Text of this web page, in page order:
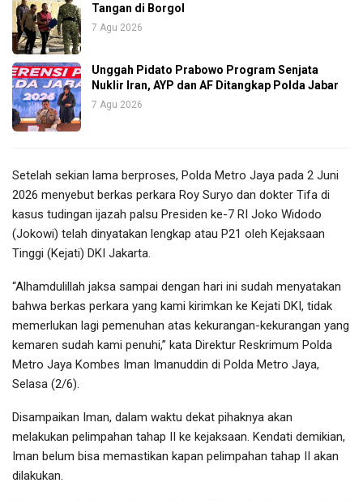
Tangan di Borgol
7 Agu 2026
Unggah Pidato Prabowo Program Senjata
Nuklir Iran, AYP dan AF Ditangkap Polda Jabar
7 Agu 2026
Setelah sekian lama berproses, Polda Metro Jaya pada 2 Juni
2026 menyebut berkas perkara Roy Suryo dan dokter Tifa di
kasus tudingan ijazah palsu Presiden ke-7 RI Joko Widodo
(Jokowi) telah dinyatakan lengkap atau P21 oleh Kejaksaan
Tinggi (Kejati) DKI Jakarta.
“Alhamdulillah jaksa sampai dengan hari ini sudah menyatakan
bahwa berkas perkara yang kami kirimkan ke Kejati DKI, tidak
memerlukan lagi pemenuhan atas kekurangan-kekurangan yang
kemaren sudah kami penuhi,” kata Direktur Reskrimum Polda
Metro Jaya Kombes Iman Imanuddin di Polda Metro Jaya,
Selasa (2/6).
Disampaikan Iman, dalam waktu dekat pihaknya akan
melakukan pelimpahan tahap II ke kejaksaan. Kendati demikian,
Iman belum bisa memastikan kapan pelimpahan tahap II akan
dilakukan.